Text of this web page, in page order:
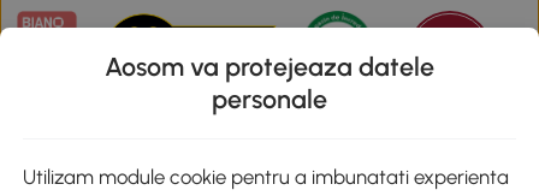
Descarca aplicatia Aosom
Aosom va protejeaza datele
personale
Utilizam module cookie pentru a imbunatati experienta